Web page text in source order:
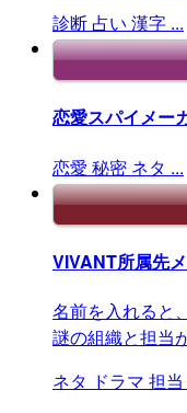
診断 占い 漢字 ...
恋愛スパイメー
恋愛 秘密 ネタ ...
VIVANT所属先
名前を入れると
謎の組織と担当
ネタ ドラマ 担当